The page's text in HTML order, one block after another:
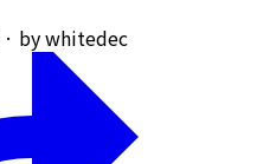
· by whitedec